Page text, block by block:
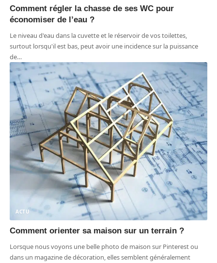
Comment régler la chasse de ses WC pour
économiser de l’eau ?
Le niveau d'eau dans la cuvette et le réservoir de vos toilettes,
surtout lorsqu'il est bas, peut avoir une incidence sur la puissance
de…
ACTU
Comment orienter sa maison sur un terrain ?
Lorsque nous voyons une belle photo de maison sur Pinterest ou
dans un magazine de décoration, elles semblent généralement